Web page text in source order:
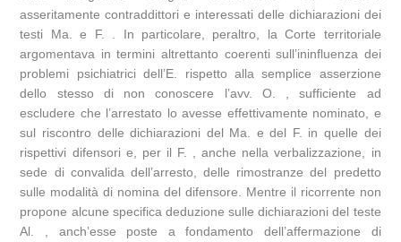
asseritamente contraddittori e interessati delle dichiarazioni dei
testi Ma. e F. . In particolare, peraltro, la Corte territoriale
argomentava in termini altrettanto coerenti sull’ininfluenza dei
problemi psichiatrici dell’E. rispetto alla semplice asserzione
dello stesso di non conoscere l’avv. O. , sufficiente ad
escludere che l’arrestato lo avesse effettivamente nominato, e
sul riscontro delle dichiarazioni del Ma. e del F. in quelle dei
rispettivi difensori e, per il F. , anche nella verbalizzazione, in
sede di convalida dell’arresto, delle rimostranze del predetto
sulle modalità di nomina del difensore. Mentre il ricorrente non
propone alcune specifica deduzione sulle dichiarazioni del teste
Al. , anch’esse poste a fondamento dell’affermazione di